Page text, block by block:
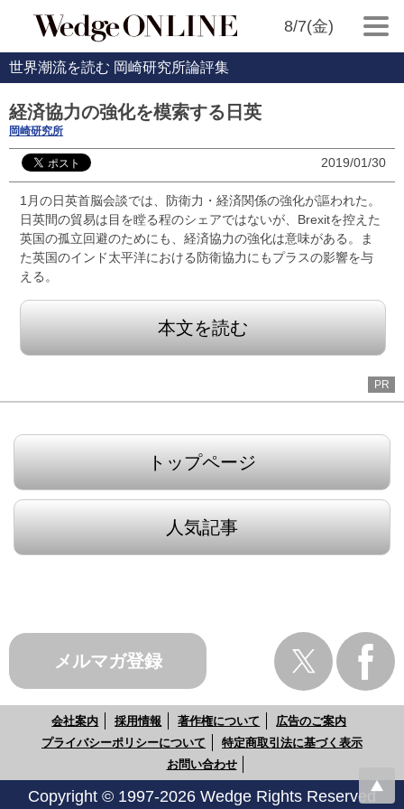
8/7(金)
世界潮流を読む 岡崎研究所論評集
経済協力の強化を模索する日英
岡崎研究所
2019/01/30
1月の日英首脳会談では、防衛力・経済関係の強化が謳われた。
日英間の貿易は目を瞠る程のシェアではないが、Brexitを控えた
英国の孤立回避のためにも、経済協力の強化は意味がある。ま
た英国のインド太平洋における防衛協力にもプラスの影響を与
える。
本文を読む
PR
トップページ
人気記事
メルマガ登録
会社案内 採用情報 著作権について
広告のご案内
プライバシーポリシーについて
特定商取引法に基づく表示
お問い合わせ
Copyright © 1997-2026 Wedge Rights Reserved